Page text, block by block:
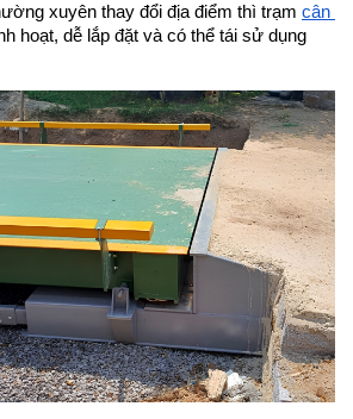
xuyên thay đổi địa điểm thì trạm cân
hoạt, dễ lắp đặt và có thể tái sử dụng